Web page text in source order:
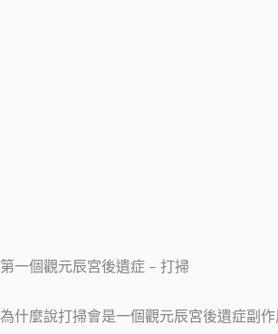
第一個觀元辰宮後遺症 – 打掃
為什麼說打掃會是一個觀元辰宮後遺症副